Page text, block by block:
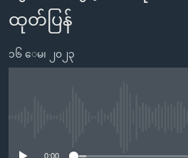
အကြောင်းအရာ
ကျော်
ကြည့်
တရုတ်
အစ္စရေး-ပါလက်စတိုင်း
ရပ်ဝန်းတခု လမ်းတခု အလွန်
အင်္ဂလိပ်စာလေ့လာမယ်
အမေရိကန်သုံးအီဒီယံ
အပတ်စဉ်ကဏ္ဍများ
ထုတ်ပြန်
၁၆ ေမ၊ ၂၀၂၃
0:00